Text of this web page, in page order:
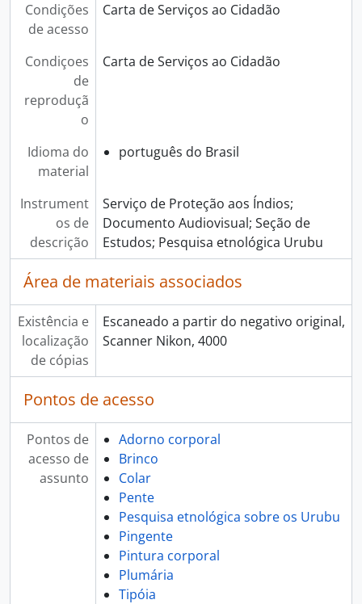
Condições
de acesso
Carta de Serviços ao Cidadão
Condiçoes
de
reproduçã
o
Carta de Serviços ao Cidadão
Idioma do
material
português do Brasil
Instrument
os de
descrição
Serviço de Proteção aos Índios;
Documento Audiovisual; Seção de
Estudos; Pesquisa etnológica Urubu
Área de materiais associados
Existência e
localização
de cópias
Escaneado a partir do negativo original,
Scanner Nikon, 4000
Pontos de acesso
Pontos de
acesso de
assunto
Adorno corporal
Brinco
Colar
Pente
Pesquisa etnológica sobre os Urubu
Pingente
Pintura corporal
Plumária
Tipóia